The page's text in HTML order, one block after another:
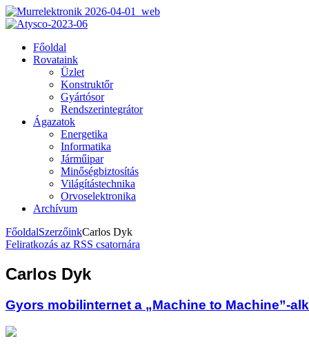
Főoldal
Rovataink
Üzlet
Konstruktőr
Gyártósor
Rendszerintegrátor
Ágazatok
Energetika
Informatika
Járműipar
Minőségbiztosítás
Világítástechnika
Orvoselektronika
Archívum
FőoldalSzerzőinkCarlos Dyk
Feliratkozás az RSS csatornára
Carlos Dyk
Gyors mobilinternet a „Machine to Machine”-